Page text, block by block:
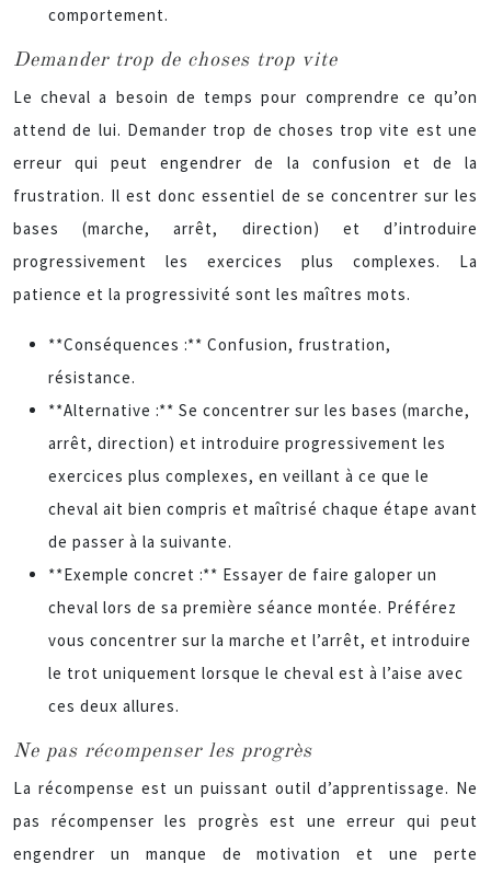
comportement.
Demander trop de choses trop vite
Le cheval a besoin de temps pour comprendre ce qu’on
attend de lui. Demander trop de choses trop vite est une
erreur qui peut engendrer de la confusion et de la
frustration. Il est donc essentiel de se concentrer sur les
bases (marche, arrêt, direction) et d’introduire
progressivement les exercices plus complexes. La
patience et la progressivité sont les maîtres mots.
**Conséquences :** Confusion, frustration,
résistance.
**Alternative :** Se concentrer sur les bases (marche,
arrêt, direction) et introduire progressivement les
exercices plus complexes, en veillant à ce que le
cheval ait bien compris et maîtrisé chaque étape avant
de passer à la suivante.
**Exemple concret :** Essayer de faire galoper un
cheval lors de sa première séance montée. Préférez
vous concentrer sur la marche et l’arrêt, et introduire
le trot uniquement lorsque le cheval est à l’aise avec
ces deux allures.
Ne pas récompenser les progrès
La récompense est un puissant outil d’apprentissage. Ne
pas récompenser les progrès est une erreur qui peut
engendrer un manque de motivation et une perte